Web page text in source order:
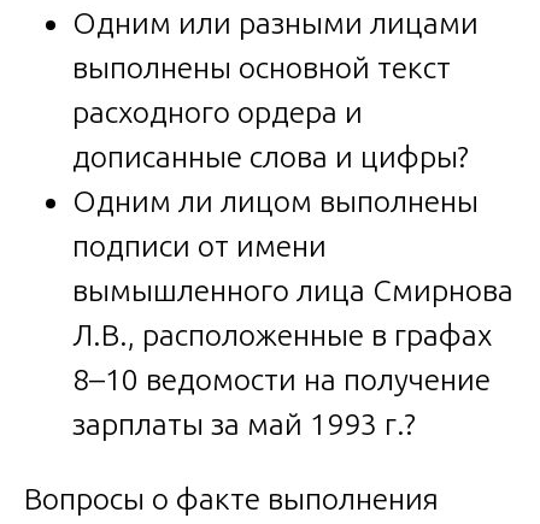
Одним или разными лицами
выполнены основной текст
расходного ордера и
дописанные слова и цифры?
Одним ли лицом выполнены
подписи от имени
вымышленного лица Смирнова
Л.В., расположенные в графах
8–10 ведомости на получение
зарплаты за май 1993 г.?
Вопросы о факте выполнения